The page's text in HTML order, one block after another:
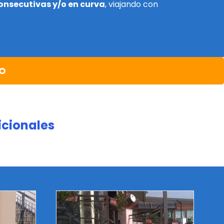
y/o en curva, viajando con